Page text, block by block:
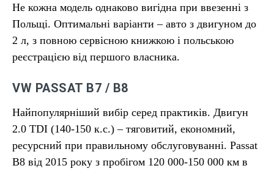
Не кожна модель однаково вигідна при ввезенні з
Польщі. Оптимальні варіанти – авто з двигуном до
2 л, з повною сервісною книжкою і польською
реєстрацією від першого власника.
VW PASSAT B7 / B8
Найпопулярніший вибір серед практиків. Двигун
2.0 TDI (140-150 к.с.) – тяговитий, економний,
ресурсний при правильному обслуговуванні. Passat
B8 від 2015 року з пробігом 120 000-150 000 км в